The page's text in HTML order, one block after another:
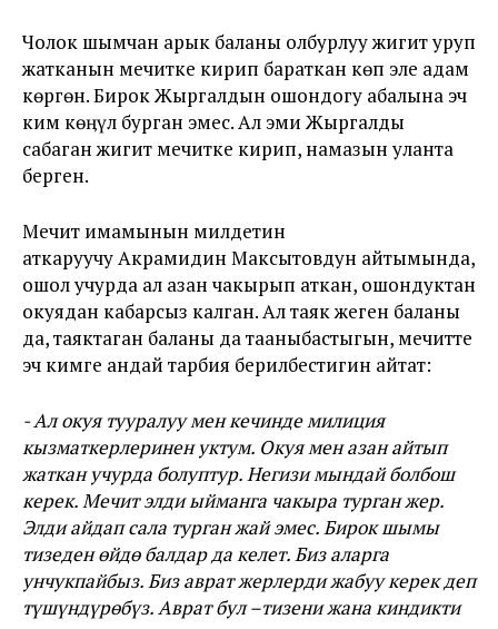
Чолок шымчан арык баланы олбурлуу жигит уруп
жатканын мечитке кирип бараткан көп эле адам
көргөн. Бирок Жыргалдын ошондогу абалына эч
ким көӊүл бурган эмес. Ал эми Жыргалды
сабаган жигит мечитке кирип, намазын уланта
берген.
Мечит имамынын милдетин
аткаруучуАкрамидин Максытовдун айтымында,
ошол учурда ал азан чакырып аткан, ошондуктан
окуядан кабарсыз калган. Ал таяк жеген баланы
да, таяктаган баланы да тааныбастыгын, мечитте
эч кимге андай тарбия берилбестигин айтат:
- Ал окуя тууралуу мен кечинде милиция
кызматкерлеринен уктум. Окуя мен азан айтып
жаткан учурда болуптур. Негизи мындай болбош
керек. Мечит элди ыйманга чакыра турган жер.
Элди айдап сала турган жай эмес. Бирок шымы
тизеден өйдө балдар да келет. Биз аларга
унчукпайбыз. Биз аврат жерлерди жабуу керек деп
түшүндүрөбүз. Аврат бул –тизени жана киндикти